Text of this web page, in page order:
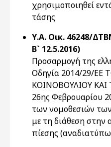
χρησιμοποιηθεί
τάσης
Υ.Α. Οικ. 46248/
Β` 12.5.2016)
Προσαρμογή της
Οδηγία 2014/29/ΕΕ
ΚΟΙΝΟΒΟΥΛΙΟΥ
26ης Φεβρουαρίου
των νομοθεσιών
με τη διάθεση
πίεσης